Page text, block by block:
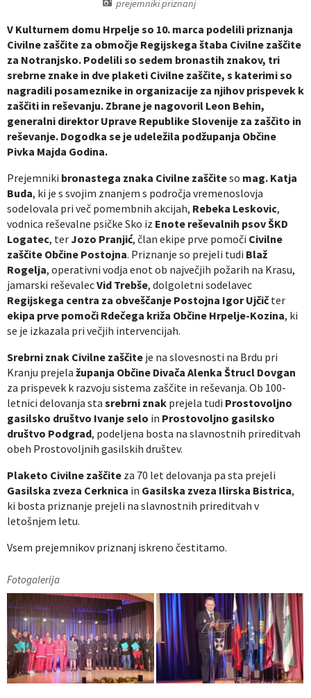
prejemniki priznanj
V Kulturnem domu Hrpelje so 10. marca podelili priznanja
Civilne zaščite za območje Regijskega štaba Civilne zaščite
za Notranjsko. Podelili so sedem bronastih znakov, tri
srebrne znake in dve plaketi Civilne zaščite, s katerimi so
nagradili posameznike in organizacije za njihov prispevek k
zaščiti in reševanju. Zbrane je nagovoril Leon Behin,
generalni direktor Uprave Republike Slovenije za zaščito in
reševanje. Dogodka se je udeležila podžupanja Občine
Pivka Majda Godina.
Prejemniki bronastega znaka Civilne zaščiteso mag. Katja
Buda, ki je s svojim znanjem s področja vremenoslovja
sodelovala pri več pomembnih akcijah, Rebeka Leskovic,
vodnica reševalne psičke Sko iz Enote reševalnih psov ŠKD
Logatec, terJozo Pranjić, član ekipe prve pomoči Civilne
zaščite Občine Postojna. Priznanje so prejeli tudi Blaž
Rogelja, operativni vodja enot ob največjih požarih na Krasu,
jamarski reševalecVid Trebše, dolgoletni sodelavec
Regijskega centra za obveščanje Postojna Igor Ujčičter
ekipa prve pomoči Rdečega križa Občine Hrpelje-Kozina, ki
se je izkazala pri večjih intervencijah.
Srebrni znak Civilne zaščite je na slovesnosti na Brdu pri
Kranju prejela županja Občine Divača Alenka Štrucl Dovgan
za prispevek k razvoju sistema zaščite in reševanja. Ob 100-
letnici delovanja sta srebrni znak prejela tudi Prostovoljno
gasilsko društvo Ivanje selo in Prostovoljno gasilsko
društvo Podgrad, podeljena bosta na slavnostnih prireditvah
obeh Prostovoljnih gasilskih društev.
Plaketo Civilne zaščite za 70 let delovanja pa sta prejeli
Gasilska zveza Cerknica in Gasilska zveza Ilirska Bistrica,
ki bosta priznanje prejeli na slavnostnih prireditvah v
letošnjem letu.
Vsem prejemnikov priznanj iskreno čestitamo.
Fotogalerija
Kultura, šport in turizem
Sociala in zdravstvo
Skupna občinska uprava